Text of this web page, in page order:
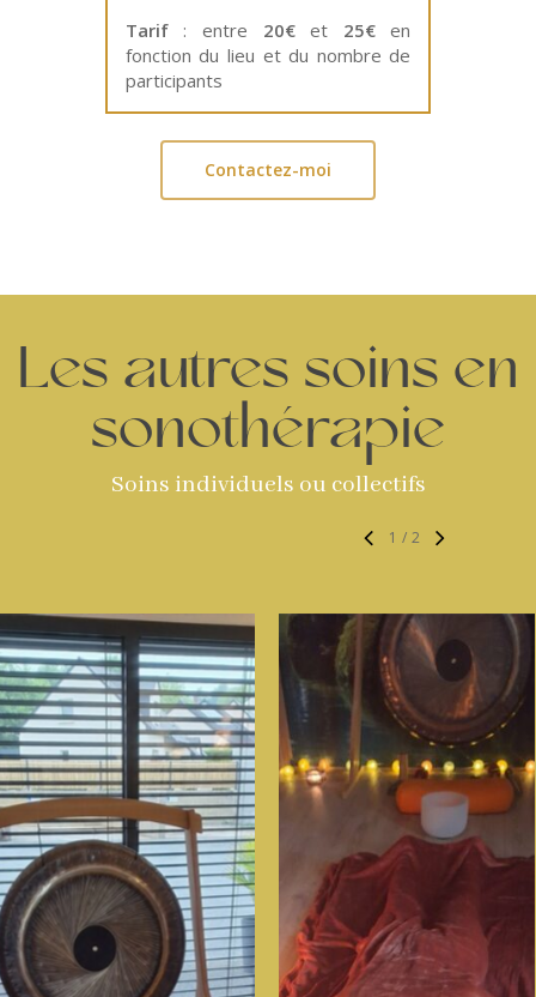
Tarif: entre 20€et 25€en
fonction du lieu et du nombre de
participants
Contactez-moi
Les autres soins en
sonothérapie
Soins individuels ou collectifs
1 / 2